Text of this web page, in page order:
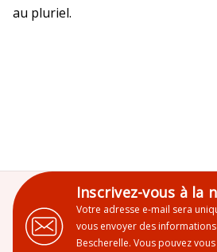
au pluriel.
Inscrivez-vous à la
Votre adresse e-mail sera
vous envoyer des
Bescherelle. Vous pouvez